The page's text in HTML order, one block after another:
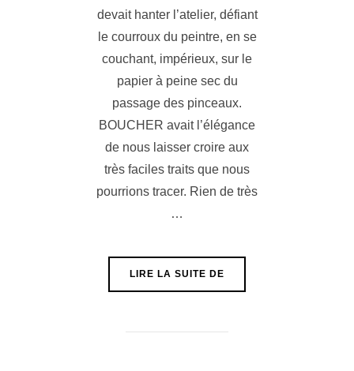
devait hanter l’atelier, défiant
le courroux du peintre, en se
couchant, impérieux, sur le
papier à peine sec du
passage des pinceaux.
BOUCHER avait l’élégance
de nous laisser croire aux
très faciles traits que nous
pourrions tracer. Rien de très
…
LIRE LA SUITE DE